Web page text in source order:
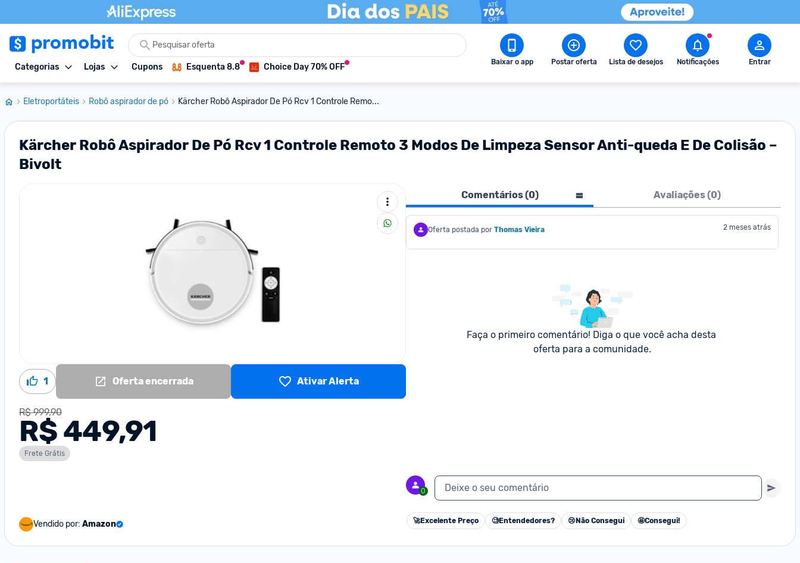
Categorias Lojas Cupons Esquenta 8.8 Choice Day 70% OFF Baixar o app Postar oferta Lista de desejos Notificações Entrar
Eletroportáteis Robô aspirador de pó Kärcher Robô Aspirador De Pó Rcv 1 Controle Remo...
Kärcher Robô Aspirador De Pó Rcv 1 Controle Remoto 3 Modos De Limpeza Sensor Anti-queda E De Colisão –
Bivolt
1 Oferta encerrada Ativar Alerta
R$ 999,90
R$ 449,91
Frete Grátis
Vendido por: Amazon
Comentários (0) Avaliações (0)
Oferta postada por Thomas Vieira 2 meses atrás
Faça o primeiro comentário! Diga o que você acha desta
oferta para a comunidade.
0 Deixe o seu comentário
🚀Excelente Preço 🧐Entendedores? 😢 Não Consegui 🤩Consegui!